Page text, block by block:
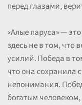
перед глазами,
«Алые паруса» —
здесь не в том, что
усилий. Победа в
что она сохранила
непонимания.
богатым